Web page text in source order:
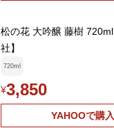
松の花 大吟醸 藤樹
社】
720ml
¥3,850
YAHOOで購